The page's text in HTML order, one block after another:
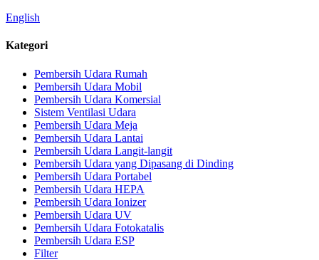
English
Kategori
Pembersih Udara Rumah
Pembersih Udara Mobil
Pembersih Udara Komersial
Sistem Ventilasi Udara
Pembersih Udara Meja
Pembersih Udara Lantai
Pembersih Udara Langit-langit
Pembersih Udara yang Dipasang di Dinding
Pembersih Udara Portabel
Pembersih Udara HEPA
Pembersih Udara Ionizer
Pembersih Udara UV
Pembersih Udara Fotokatalis
Pembersih Udara ESP
Filter